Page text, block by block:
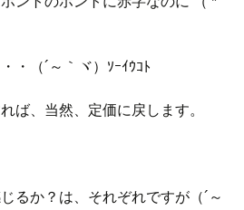
・（´～｀ヾ）ｿｰｲｳｺﾄ
ば、当然、定価に戻します。
るか？は、それぞれですが（´～